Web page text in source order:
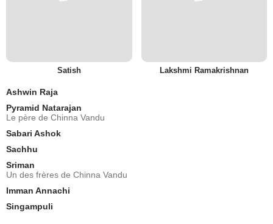
Satish Lakshmi Ramakrishnan
Ashwin Raja
Pyramid Natarajan
Le père de Chinna Vandu
Sabari Ashok
Sachhu
Sriman
Un des frères de Chinna Vandu
Imman Annachi
Singampuli